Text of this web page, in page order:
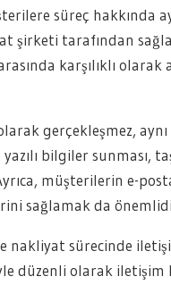
süreç hakkında
şirketi tarafından
karşılıklı olarak
gerçekleşmez,
bilgiler sunması,
müşterilerin e-
sağlamak da
nakliyat sürecinde
düzenli olarak iletişim